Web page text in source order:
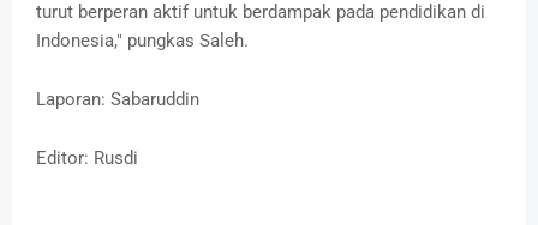
turut berperan aktif untuk berdampak pada pendidikan di
Indonesia," pungkas Saleh.
Laporan: Sabaruddin
Editor: Rusdi